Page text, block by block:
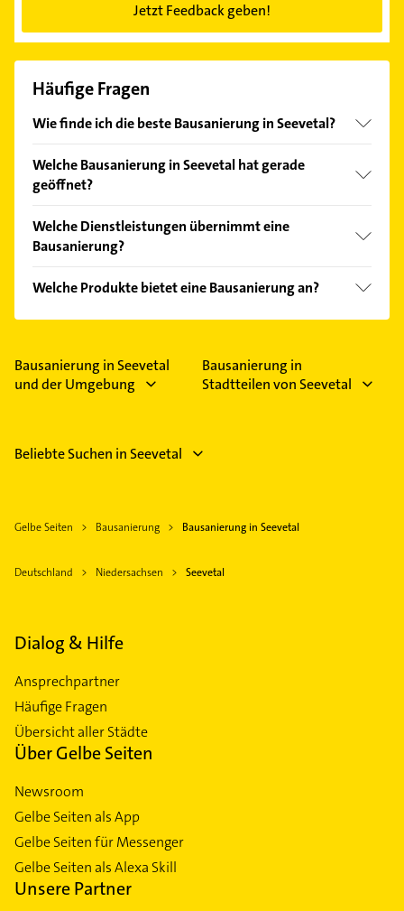
Jetzt Feedback geben!
Häufige Fragen
Wie finde ich die beste Bausanierung in Seevetal?
Kundenmeinungen und profitieren Sie von den
Empfehlungen. Die Suchergebnisse können Sie sich
Welche Bausanierung in Seevetal hat gerade
geöffnet?
Bitte beachten Sie, dass diese an Sonn- und
Feiertagen abweichen können.
Welche Dienstleistungen übernimmt eine
Bausanierung?
Balkonsanierung, Fassadensanierung,
Fliesenarbeiten, Kellersanierung und
Welche Produkte bietet eine Bausanierung an?
Das Angebot umfasst unter anderem Fenster,
Bausanierung in Seevetal
und der Umgebung
Bausanierung in
Stadtteilen von Seevetal
Beliebte Suchen in Seevetal
Gelbe Seiten Bausanierung Bausanierung in Seevetal
Deutschland Niedersachsen Seevetal
Dialog & Hilfe
Ansprechpartner
Häufige Fragen
Übersicht aller Städte
Über Gelbe Seiten
Newsroom
Gelbe Seiten als App
Gelbe Seiten für Messenger
Gelbe Seiten als Alexa Skill
Unsere Partner